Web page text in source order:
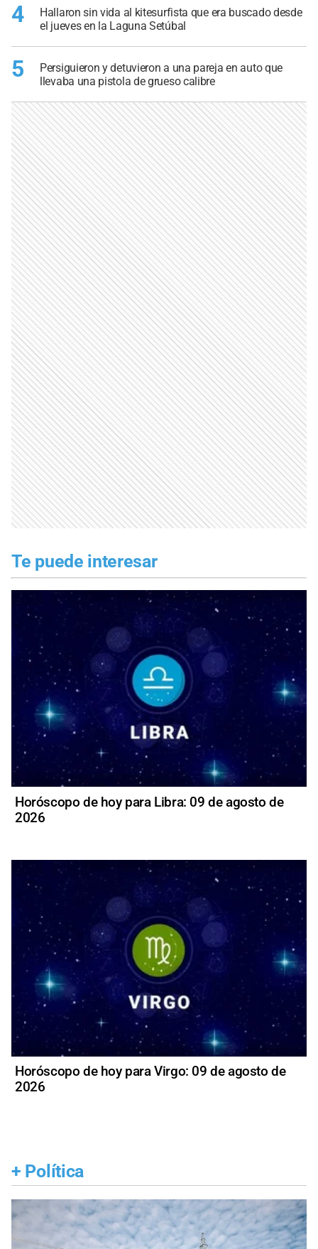
4
Hallaron sin vida al kitesurfista que era buscado desde
el jueves en la Laguna Setúbal
5
Persiguieron y detuvieron a una pareja en auto que
llevaba una pistola de grueso calibre
Te puede interesar
Horóscopo de hoy para Libra: 09 de agosto de
2026
Horóscopo de hoy para Virgo: 09 de agosto de
2026
+ Política